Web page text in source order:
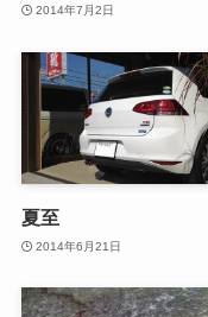
2014年7月2日
夏至
2014年6月21日